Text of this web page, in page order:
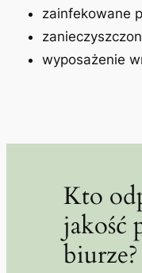
zainfekowane
wyposażenie
Kto
jakość
biurze?